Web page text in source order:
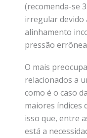
(recomenda-se
irregular devido
alinhamento
pressão
O mais
relacionados a
como é o caso
maiores índices
isso que, entre
está a